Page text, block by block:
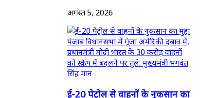
अगस्त 5, 2026
ई-20 पेट्रोल से वाहनों के नुकसान का